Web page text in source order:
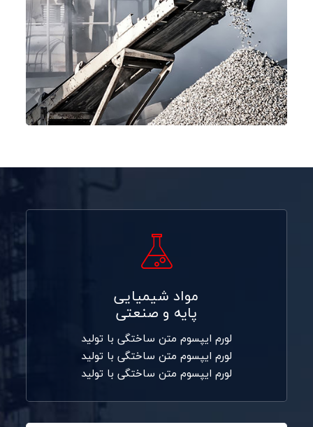
بیشتر بخوانید
مواد شیمیایی
پایه و صنعتی
لورم ایپسوم متن ساختگی با تولید
لورم ایپسوم متن ساختگی با تولید
لورم ایپسوم متن ساختگی با تولید